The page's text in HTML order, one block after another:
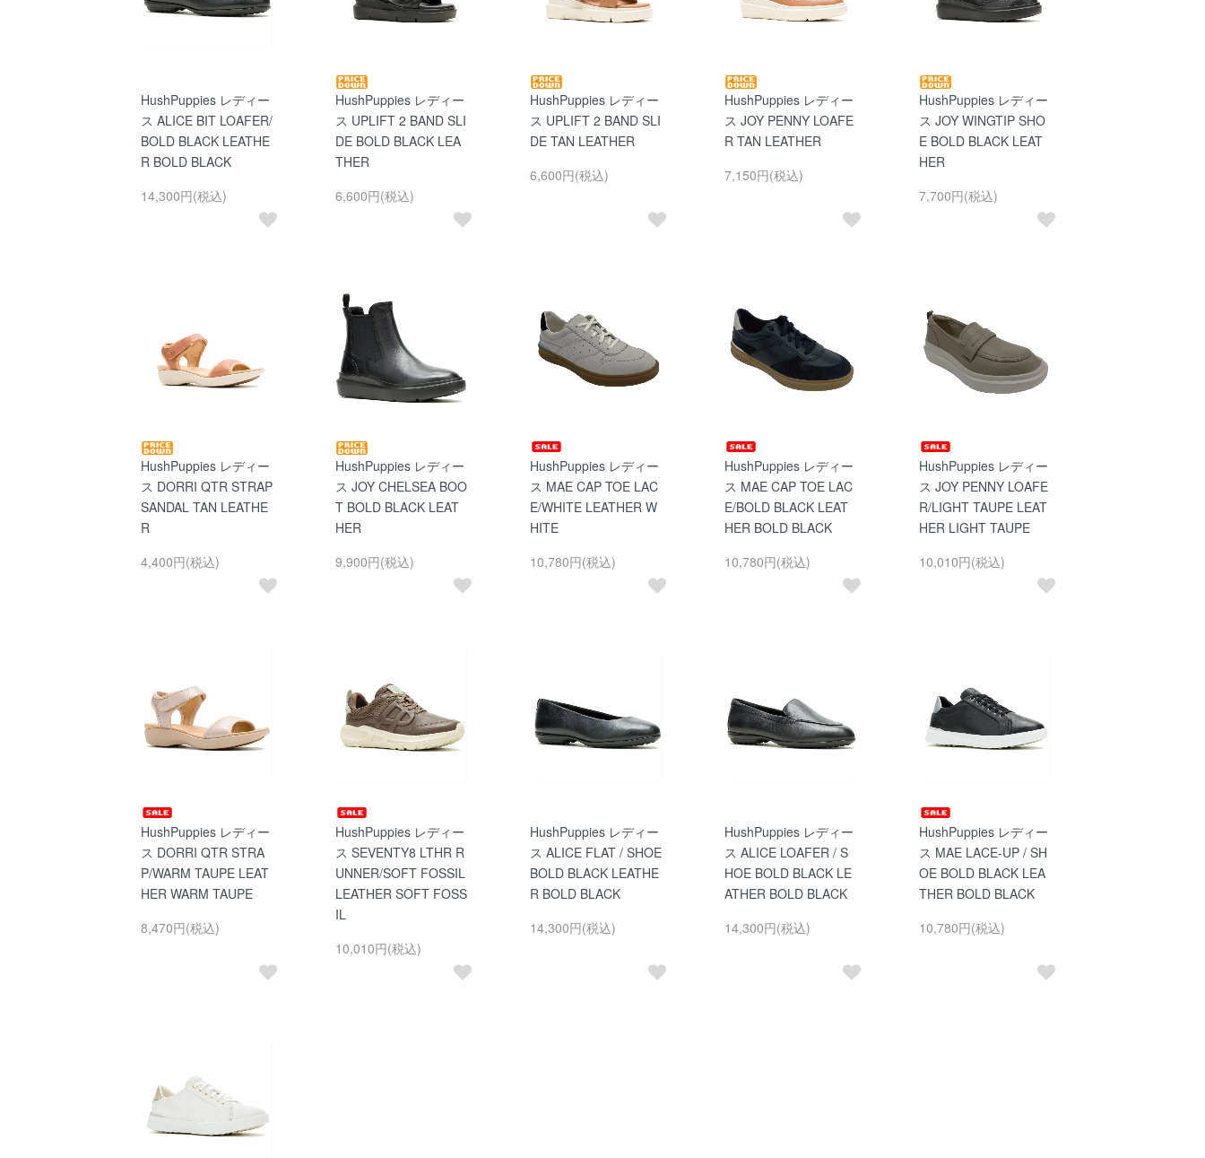
HushPuppies レディー
ス ALICE BIT LOAFER/
BOLD BLACK LEATHE
R BOLD BLACK
14,300円(税込)
HushPuppies レディー
ス UPLIFT 2 BAND SLI
DE BOLD BLACK LEA
THER
6,600円(税込)
HushPuppies レディー
ス UPLIFT 2 BAND SLI
DE TAN LEATHER
6,600円(税込)
HushPuppies レディー
ス JOY PENNY LOAFE
R TAN LEATHER
7,150円(税込)
HushPuppies レディー
ス JOY WINGTIP SHO
E BOLD BLACK LEAT
HER
7,700円(税込)
HushPuppies レディー
ス DORRI QTR STRAP
SANDAL TAN LEATHE
R
4,400円(税込)
HushPuppies レディー
ス JOY CHELSEA BOO
T BOLD BLACK LEAT
HER
9,900円(税込)
HushPuppies レディー
ス MAE CAP TOE LAC
E/WHITE LEATHER W
HITE
10,780円(税込)
HushPuppies レディー
ス MAE CAP TOE LAC
E/BOLD BLACK LEAT
HER BOLD BLACK
10,780円(税込)
HushPuppies レディー
ス JOY PENNY LOAFE
R/LIGHT TAUPE LEAT
HER LIGHT TAUPE
10,010円(税込)
HushPuppies レディー
ス DORRI QTR STRA
P/WARM TAUPE LEAT
HER WARM TAUPE
8,470円(税込)
HushPuppies レディー
ス SEVENTY8 LTHR R
UNNER/SOFT FOSSIL
LEATHER SOFT FOSS
IL
10,010円(税込)
HushPuppies レディー
ス ALICE FLAT / SHOE
BOLD BLACK LEATHE
R BOLD BLACK
14,300円(税込)
HushPuppies レディー
ス ALICE LOAFER / S
HOE BOLD BLACK LE
ATHER BOLD BLACK
14,300円(税込)
HushPuppies レディー
ス MAE LACE-UP / SH
OE BOLD BLACK LEA
THER BOLD BLACK
10,780円(税込)